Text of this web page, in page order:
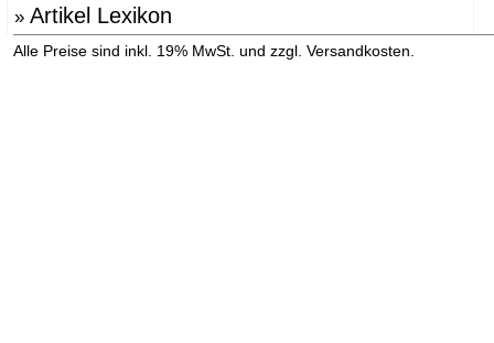
» Artikel Lexikon
Alle Preise sind inkl. 19% MwSt. und zzgl. Versandkosten.